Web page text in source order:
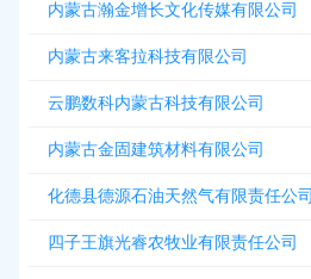
内蒙古瀚金增长文化传媒有限公司
内蒙古来客拉科技有限公司
云鹏数科内蒙古科技有限公司
内蒙古金固建筑材料有限公司
化德县德源石油天然气有限责任公司
四子王旗光睿农牧业有限责任公司